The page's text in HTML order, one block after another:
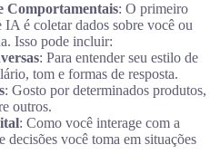
Comportamentais: O primeiro
é coletar dados sobre você ou
Isso pode incluir:
: Para entender seu estilo de
tom e formas de resposta.
: Gosto por determinados produtos,
outros.
: Como você interage com a
decisões você toma em situações